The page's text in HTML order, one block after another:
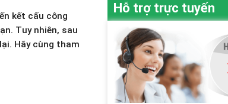
kết cấu công
Tuy nhiên, sau
Hãy cùng tham
Hỗ trợ trực tuyến